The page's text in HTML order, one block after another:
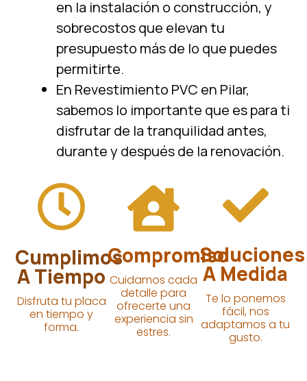
en la instalación o construcción, y
sobrecostos que elevan tu
presupuesto más de lo que puedes
permitirte.
En Revestimiento PVC en Pilar,
sabemos lo importante que es para ti
disfrutar de la tranquilidad antes,
durante y después de la renovación.
Cumplimos
A Tiempo
Disfruta tu placa
en tiempo y
forma.
Compromiso
Cuidamos cada
detalle para
ofrecerte una
experiencia sin
estres.
Soluciones
A Medida
Te lo ponemos
fácil, nos
adaptamos a tu
gusto.